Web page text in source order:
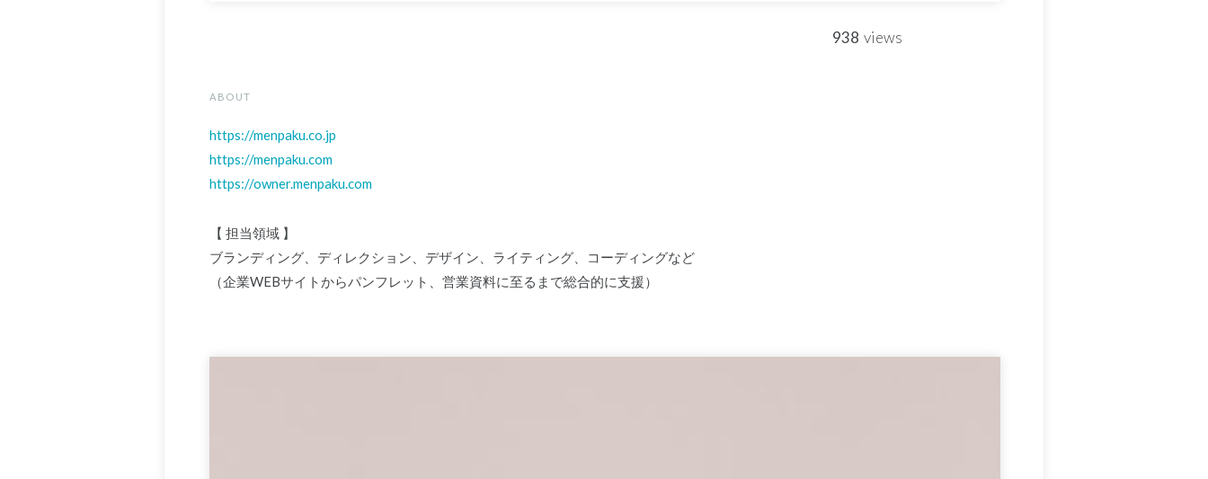
938 views
ABOUT
https://menpaku.co.jp
https://menpaku.com
https://owner.menpaku.com
【 担当領域 】
ブランディング、ディレクション、デザイン、ライティング、コーディングなど
（企業WEBサイトからパンフレット、営業資料に至るまで総合的に支援）